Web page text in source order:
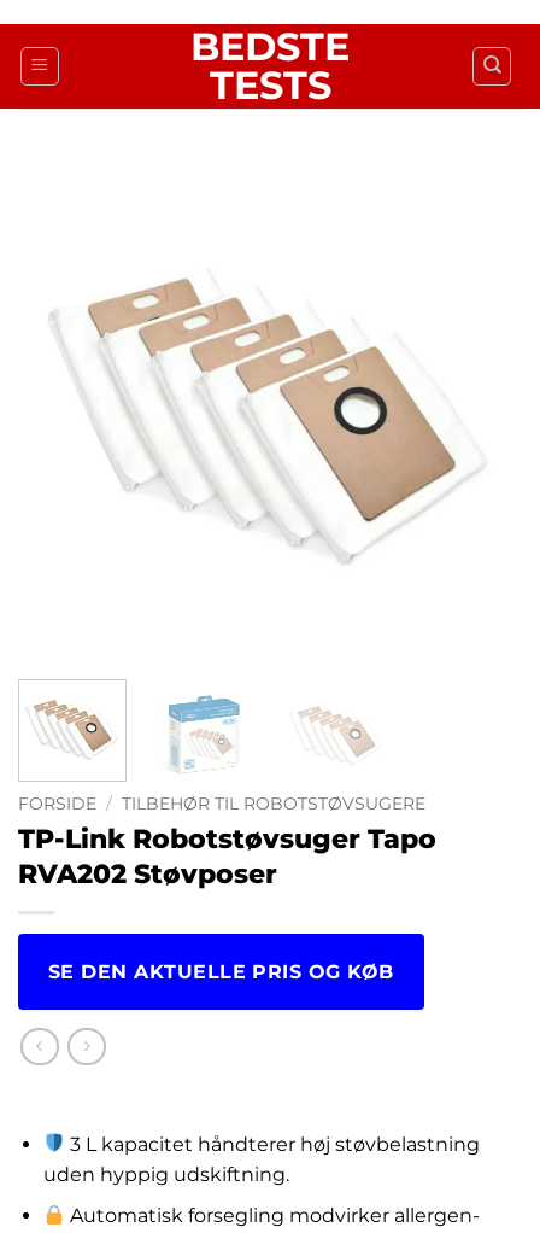
indhold
BEDSTE
TESTS
FORSIDE / TILBEHØR TIL ROBOTSTØVSUGERE
TP-Link Robotstøvsuger Tapo
RVA202 Støvposer
SE DEN AKTUELLE PRIS OG KØB
3 L kapacitet håndterer høj støvbelastning
uden hyppig udskiftning.
Automatisk forsegling modvirker allergen-